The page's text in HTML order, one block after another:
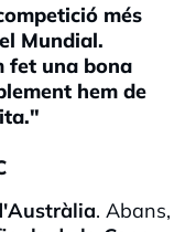
més
Mundial.
fet una bona
hem de
. Abans,